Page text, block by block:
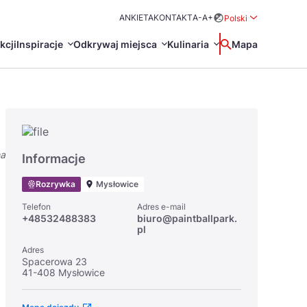
ANKIETAKONTAKTA-A+
Polski
Inspiracje
Certyfikaty POT
Odkrywaj miejsca
Turystyczne
Kulinaria
Restauracje Michelin
Wyszukaj
Mapa
Svenska
Informacje
Rozrywka Mysłowice
Telefon
+48532488383
Adres e-mail
biuro@paintballpark.
pl
Adres
Spacerowa 23
41-408 Mysłowice